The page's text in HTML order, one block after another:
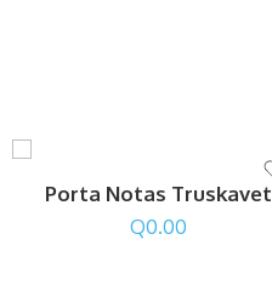
Porta Notas Truskavet
Q0.00